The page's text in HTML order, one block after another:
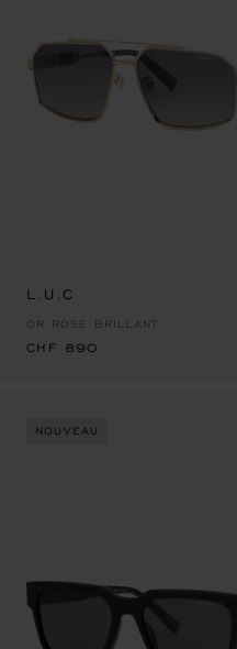
L.U.C
OR ROSE BRILLANT
CHF 890
CHF 890
NOUVEAU